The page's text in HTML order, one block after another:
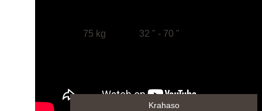
Krahaso
75 kg 32 " - 70 "